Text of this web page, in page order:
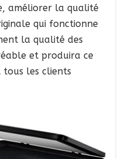
améliorer la qualité
qui fonctionne
la qualité des
et produira ce
les clients